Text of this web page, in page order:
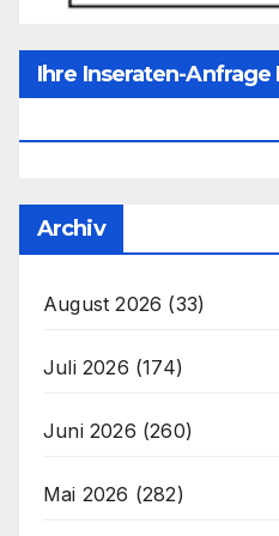
Ihre Inseraten-
Archiv
August 2026 (33)
Juli 2026 (174)
Juni 2026 (260)
Mai 2026 (282)